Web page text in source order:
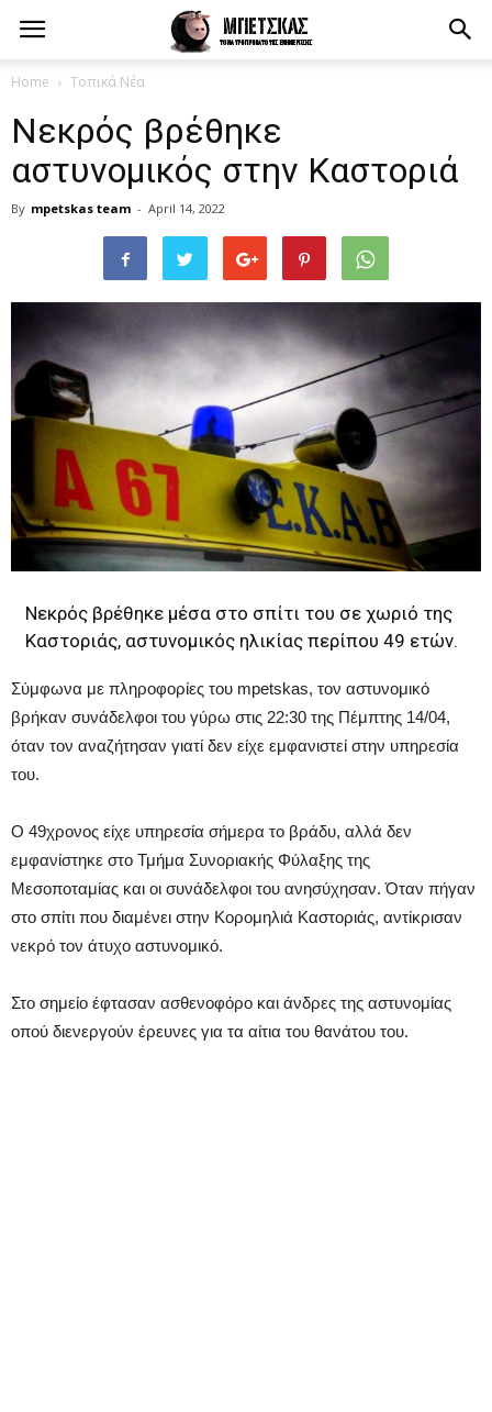
Home Τοπικά Νέα
Nεκρός βρέθηκε
αστυνομικός στην Καστοριά
By mpetskas team - April 14, 2022
Νεκρός βρέθηκε μέσα στο σπίτι του σε χωριό της
Καστοριάς, αστυνομικός ηλικίας περίπου 49 ετών.
Σύμφωνα με πληροφορίες του mpetskas, τον αστυνομικό
βρήκαν συνάδελφοι του γύρω στις 22:30 της Πέμπτης 14/04,
όταν τον αναζήτησαν γιατί δεν είχε εμφανιστεί στην υπηρεσία
του.
Ο 49χρονος είχε υπηρεσία σήμερα το βράδυ, αλλά δεν
εμφανίστηκε στο Τμήμα Συνοριακής Φύλαξης της
Μεσοποταμίας και οι συνάδελφοι του ανησύχησαν. Όταν πήγαν
στο σπίτι που διαμένει στην Κορομηλιά Καστοριάς, αντίκρισαν
νεκρό τον άτυχο αστυνομικό.
Στο σημείο έφτασαν ασθενοφόρο και άνδρες της αστυνομίας
οπού διενεργούν έρευνες για τα αίτια του θανάτου του.